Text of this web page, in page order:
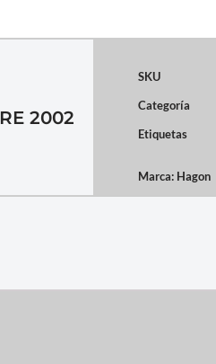
2002
SKU
Categoría
Etiquetas
Marca: Hagon